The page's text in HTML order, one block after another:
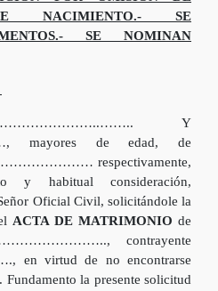
NACIMIENTO.- SE
SE NOMINAN
Y
de edad, de
respectivamente,
y habitual consideración,
Oficial Civil, solicitándole la
ACTA DE MATRIMONIO de
contrayente
virtud de no encontrarse
la presente solicitud